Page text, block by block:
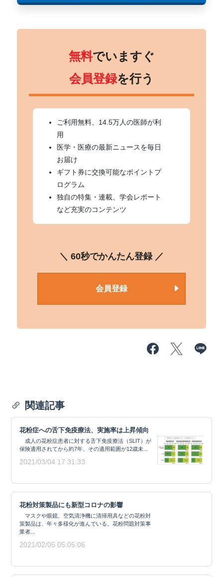
無料でいますぐ
会員登録を行う
ご利用無料、14.5万人の医師が利
用
医学・医療の最新ニュースを毎日
お届け
ギフト券に交換可能なポイントプ
ログラム
独自の特集・連載、学会レポート
など充実のコンテンツ
＼ 60秒でかんたん登録 ／
会員登録
関連記事
花粉症への舌下免疫療法、実施率は上昇傾向
成人の花粉症患者に対する舌下免疫療法（SLIT）が
保険適用されてから約7年、その適用範囲が12歳未...
2021/03/04 17:31:33
花粉対策製品にも新型コロナの影響
マスクや眼鏡、空気清浄機に清掃用具などの花粉対
策製品は、年々多様化が進んでいる。花粉問題対策事
業者...
2021/02/05 05:05:06